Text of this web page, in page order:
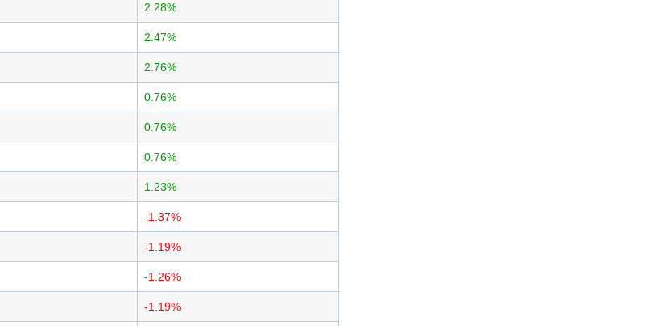
2.28%
2.47%
2.76%
0.76%
0.76%
0.76%
1.23%
-1.37%
-1.19%
-1.26%
-1.19%